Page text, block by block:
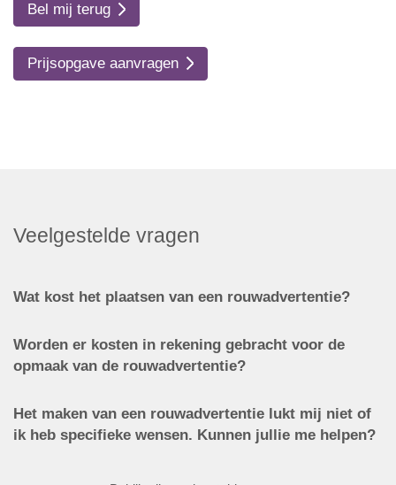
Bel mij terug
Prijsopgave aanvragen
Veelgestelde vragen
Wat kost het plaatsen van een rouwadvertentie?
Worden er kosten in rekening gebracht voor de
opmaak van de rouwadvertentie?
Het maken van een rouwadvertentie lukt mij niet of
ik heb specifieke wensen. Kunnen jullie me helpen?